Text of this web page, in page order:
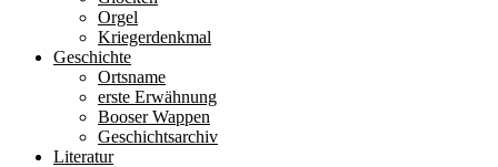
Orgel
Kriegerdenkmal
Geschichte
Ortsname
erste Erwähnung
Booser Wappen
Geschichtsarchiv
Literatur